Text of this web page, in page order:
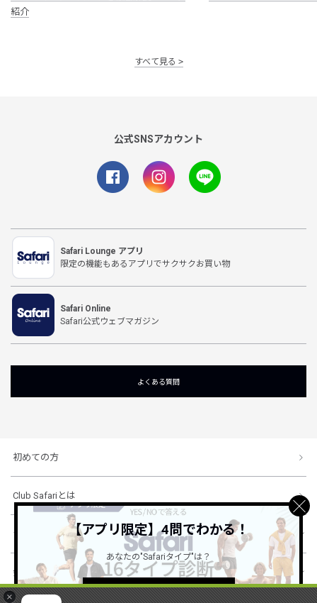
×
紹介
すべて見る
公式SNSアカウント
Safari Lounge アプリ
限定の機能もあるアプリでサクサクお買い物
Safari Online
Safari公式ウェブマガジン
よくある質問
初めての方
Club Safariとは
ショッピングガイド
会社概要・規約
【アプリ限定】4問でわかる！
あなたの"Safariタイプ"は？
詳しくはこちら ＞